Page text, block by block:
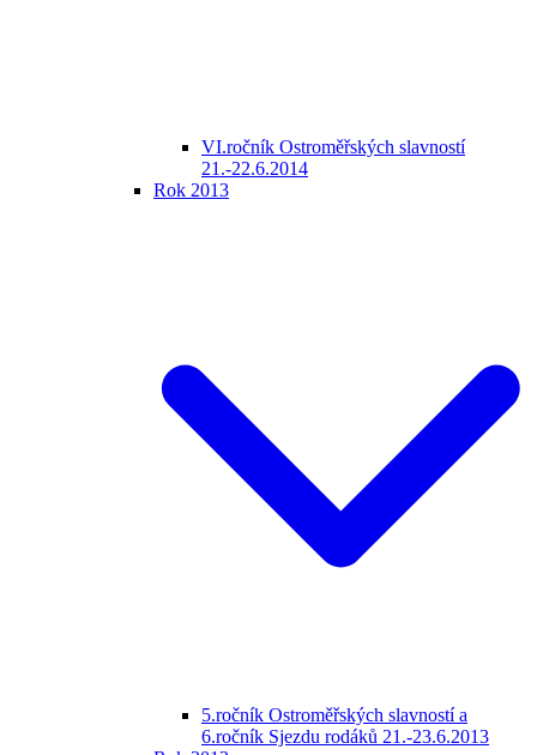
VI.ročník Ostroměřských slavností
21.-22.6.2014
Rok 2013
5.ročník Ostroměřských slavností a
6.ročník Sjezdu rodáků 21.-23.6.2013